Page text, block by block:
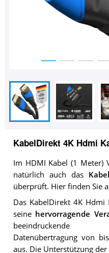
KabelDirekt 4K Hdmi
Im HDMI Kabel (1 Meter)
natürlich auch das
überprüft. Hier finden Sie
Das KabelDirekt 4K
seine hervorragende
beeindruckende
Datenübertragung von
aus. Die Unterstützung